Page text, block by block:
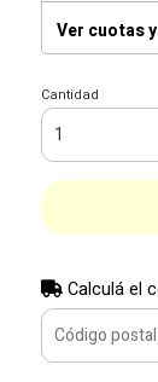
Ver cuotas
Cantidad
Calculá el